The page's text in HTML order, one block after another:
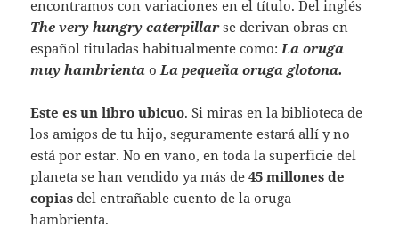
encontramos con variaciones en el título. Del inglés
The very hungry caterpillarse derivan obras en
español tituladas habitualmente como:La oruga
muy hambrienta oLa pequeña oruga glotona.
Este es un libro ubicuo. Si miras en la biblioteca de
los amigos de tu hijo, seguramente estará allí y no
está por estar. No en vano, en toda la superficie del
planeta se han vendido ya más de45 millones de
copiasdel entrañable cuento de la oruga
hambrienta.